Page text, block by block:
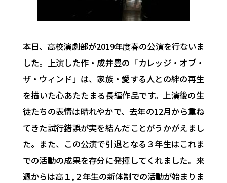
本日、高校演劇部が2019年度春の公演を行ないま
した。 上演した作・成井豊の「カレッジ・オブ・
ザ・ウィンド」は、 家族・愛する人との絆の再生
を描いた心あたたまる長編作品です。 上演後の生
徒たちの表情は晴れやかで、去年の12月から重ね
てきた試行錯誤が実を結んだことがうかがえまし
た。また、 この公演で引退となる３年生はこれま
での活動の成果を存分に発揮 してくれました。来
週からは高１, ２年生の新体制での活動が始まりま